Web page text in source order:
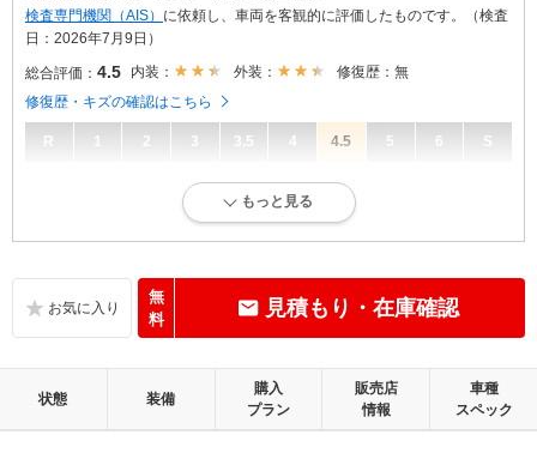
検査専門機関（AIS） に依頼し、車両を客観的に評価したものです。（検査
日：2026年7月9日）
総合評価： 4.5 内装： 外装：
修復歴：無
修復歴・キズの確認はこちら
R 1 2 3 3.5 4 4.5 5 6 S
内外装に目立たない軽微なキズ、ヘコミが少し認められますが、良好な
目立たない軽微なダメージはありますが、良好な状態です。
外装：
キズ、ヘコミなどが少なく、あっても目立たない、良好な状態です。
もっと見る
無
料
見積もり・在庫確認
状態 装備
購入
プラン
販売店
情報
車種
スペック